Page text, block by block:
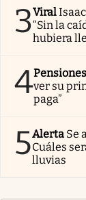
3Viral
“Sin la
hubiera
4Pensiones
ver su
paga”
5Alerta Se
Cuáles
lluvias